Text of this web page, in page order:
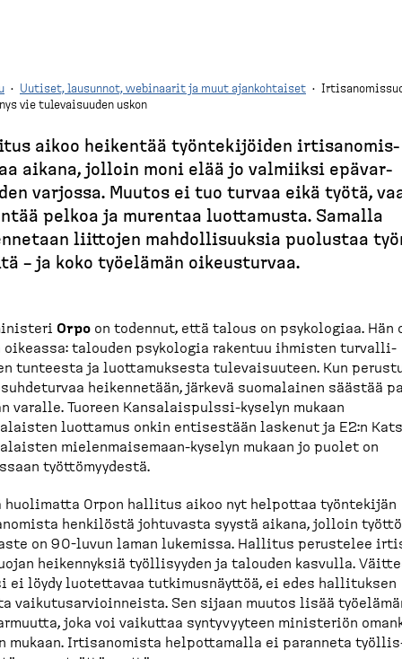
· Uutiset, lausunnot, webinaarit ja muut ajankohtaiset ·
vie tulevaisuuden uskon
aikoo heikentää työnte­ki­jöiden irtisa­no­mis­
aikana, jolloin moni elää jo valmiiksi epävar­
varjossa. Muutos ei tuo turvaa eikä työtä,
pelkoa ja murentaa luottamusta. Samalla
liittojen mahdol­li­suuksia puolustaa
– ja koko työelämän oikeus­turvaa.
Orpo on todennut, että talous on psykologiaa. Hän
oikeassa: talouden psykologia rakentuu ihmisten turval­li­
tunteesta ja luotta­muksesta tulevai­suuteen. Kun
heiken­netään, järkevä suomalainen säästää
varalle. Tuoreen Kansalais­pulssi-​kyselyn mukaan
luottamus onkin entisestään laskenut ja E2:n
mielen­mai­semaan-​kyselyn mukaan jo puolet on
työttö­myydestä.
huolimatta Orpon hallitus aikoo nyt helpottaa työntekijän
henkilöstä johtuvasta syystä aikana, jolloin
on 90-​luvun laman lukemissa. Hallitus perustelee
heiken­nyksiä työlli­syyden ja talouden kasvulla.
ei löydy luotettavaa tutkimus­näyttöä, ei edes hallituksen
vaikutusar­vioin­neista. Sen sijaan muutos lisää
joka voi vaikuttaa syntyvyyteen ministeriön
mukaan. Irtisa­nomista helpot­tamalla ei paranneta